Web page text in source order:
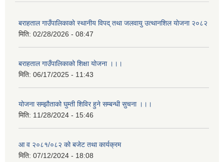
बराहताल गाउँपालिकाकाे स्थानीय विपद् तथा जलवायु उत्थानशिल याेजना २०८२
मिति: 02/28/2026 - 08:47
बराहताल गाउँपालिकाको शिक्षा योजना ।।।
मिति: 06/17/2025 - 11:43
योजना सम्झौताको घुम्ती शिविर हुने सम्बन्धी सुचना ।।।
मिति: 11/28/2024 - 15:46
आ व २०८१/०८२ को बजेट तथा कार्यक्रम
मिति: 07/12/2024 - 18:08